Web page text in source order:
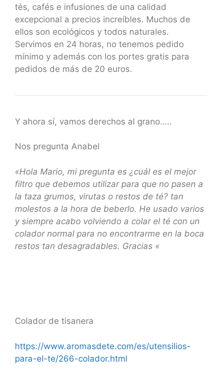
tés, cafés e infusiones de una calidad
excepcional a precios increíbles. Muchos de
ellos son ecológicos y todos naturales.
Servimos en 24 horas, no tenemos pedido
mínimo y además con los portes gratis para
pedidos de más de 20 euros.
Y ahora sí, vamos derechos al grano…..
Nos pregunta Anabel
«Hola Mario, mi pregunta es ¿cuál es el mejor
filtro que debemos utilizar para que no pasen a
la taza grumos, virutas o restos de té? tan
molestos a la hora de beberlo. He usado varios
y siempre acabo volviendo a colar el té con un
colador normal para no encontrarme en la boca
restos tan desagradables. Gracias «
Colador de tisanera
https://www.aromasdete.com/es/utensilios-
para-el-te/266-colador.html